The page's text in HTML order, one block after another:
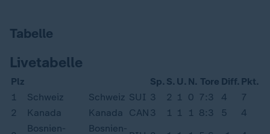
Tabelle
Livetabelle
Plz Sp. S. U. N. Tore Diff. Pkt.
1
Schweiz Schweiz SUI 3 2 1 0 7:3 4
7
2
Kanada Kanada CAN 3 1 1 1 8:3 5
4
Bosnien-
Bosnien-